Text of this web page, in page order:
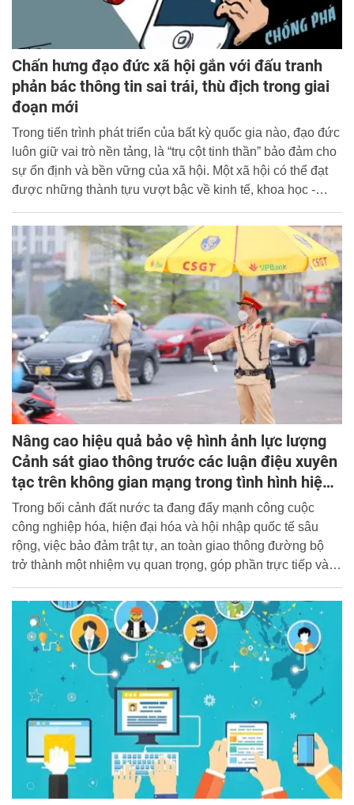
Chấn hưng đạo đức xã hội gắn với đấu tranh
phản bác thông tin sai trái, thù địch trong giai
đoạn mới
Trong tiến trình phát triển của bất kỳ quốc gia nào, đạo đức
luôn giữ vai trò nền tảng, là “trụ cột tinh thần” bảo đảm cho
sự ổn định và bền vững của xã hội. Một xã hội có thể đạt
được những thành tựu vượt bậc về kinh tế, khoa học -
giá trị bị xói mòn thì sự phát triển ấy khó có thể lâu dài.
Nâng cao hiệu quả bảo vệ hình ảnh lực lượng
Cảnh sát giao thông trước các luận điệu xuyên
tạc trên không gian mạng trong tình hình hiện
nay
Trong bối cảnh đất nước ta đang đẩy mạnh công cuộc
công nghiệp hóa, hiện đại hóa và hội nhập quốc tế sâu
rộng, việc bảo đảm trật tự, an toàn giao thông đường bộ
trở thành một nhiệm vụ quan trọng, góp phần trực tiếp vào
tính mạng, sức khỏe và tài sản của Nhân dân. Lực lượng
Cảnh sát giao thông (CSGT), một bộ phận nòng cốt của
Công an Nhân dân, luôn đứng ở tuyến đầu, ngày đêm
thực thi nhiệm vụ quản lý trật tự, an toàn giao thông
(TTATGT).